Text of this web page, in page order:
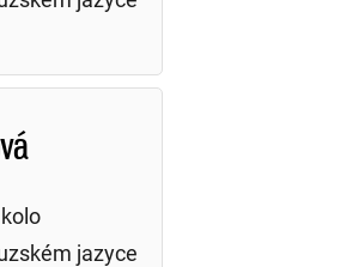
jazyce